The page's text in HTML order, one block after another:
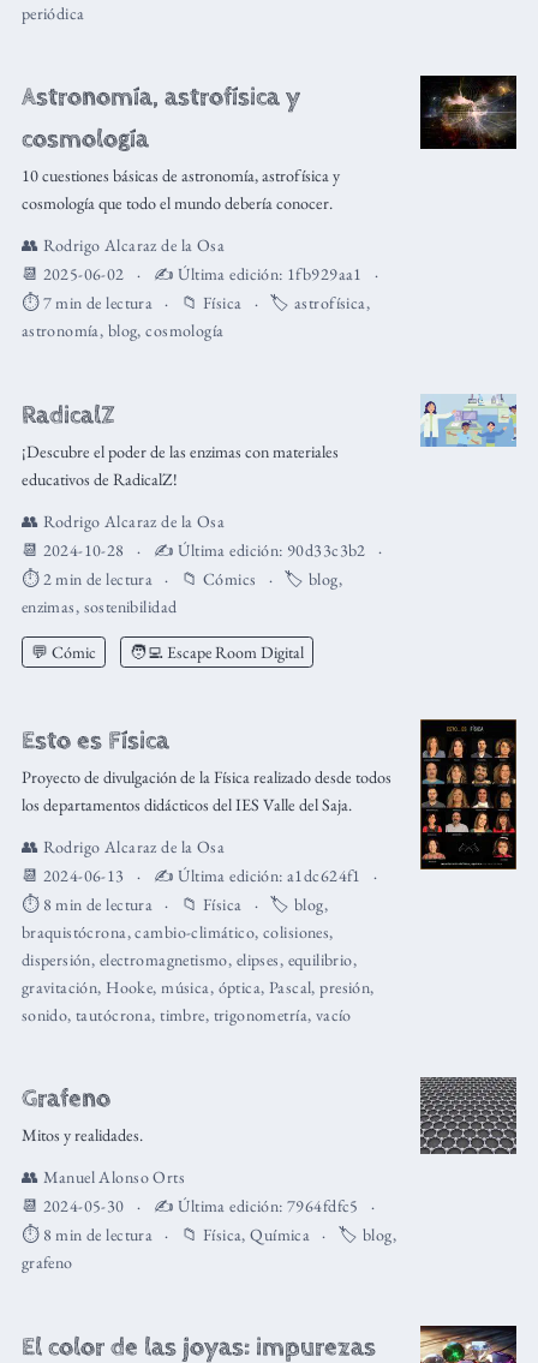
periódica
Astronomía, astrofísica y
cosmología
10 cuestiones básicas de astronomía, astrofísica y
cosmología que todo el mundo debería conocer.
👥 Rodrigo Alcaraz de la Osa
📆 2025-06-02
✍️ Última edición: 1fb929aa1
⏱️ 7 min de lectura
📁 Física 🏷️astrofísica,
astronomía, blog,cosmología
RadicalZ
¡Descubre el poder de las enzimas con materiales
educativos de RadicalZ!
👥 Rodrigo Alcaraz de la Osa
📆 2024-10-28
✍️ Última edición: 90d33c3b2
⏱️ 2 min de lectura
📁 Cómics 🏷️blog,
enzimas, sostenibilidad
💬 Cómic 🧑‍💻 Escape Room Digital
Esto es Física
Proyecto de divulgación de la Física realizado desde todos
los departamentos didácticos del IES Valle del Saja.
👥 Rodrigo Alcaraz de la Osa
📆 2024-06-13
✍️ Última edición:a1dc624f1
⏱️ 8 min de lectura
📁 Física 🏷️blog,
braquistócrona,cambio-climático,colisiones,
dispersión, electromagnetismo, elipses, equilibrio,
gravitación, Hooke,música, óptica, Pascal,presión,
sonido,tautócrona,timbre, trigonometría, vacío
Grafeno
Mitos y realidades.
👥 Manuel Alonso Orts
📆 2024-05-30
✍️ Última edición:7964fdfc5
⏱️ 8 min de lectura
📁 Física,Química 🏷️ blog,
grafeno
El color de las joyas: impurezas